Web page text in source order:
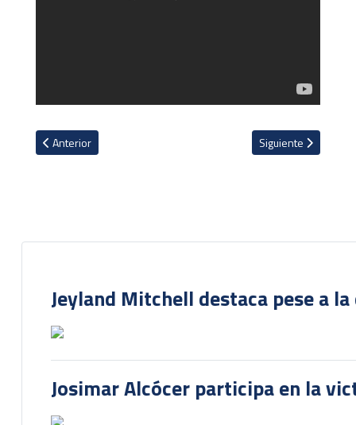
Artículo anterior: Oficial: Keylor Navas no llegará al Monza
Anterior Artículo siguiente:
Siguiente
Jeyland Mitchell destaca pese a
Josimar Alcócer participa en la